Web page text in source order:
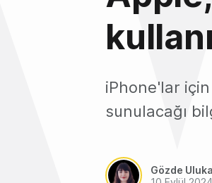
iPhone'lar için
sunulacağı
Gözde